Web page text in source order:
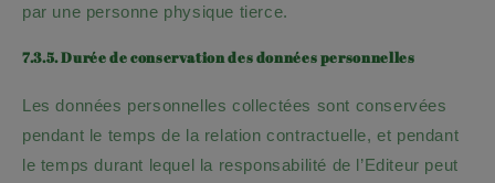
par une personne physique tierce.
7.3.5. Durée de conservation des données personnelles
Les données personnelles collectées sont conservées
pendant le temps de la relation contractuelle, et pendant
le temps durant lequel la responsabilité de l’Editeur peut